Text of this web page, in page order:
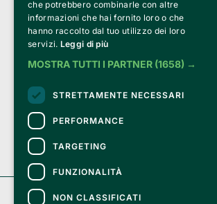
© 2010-2025 Bemils Srl - Tutti i diritti riservati
Credits:
Clappit è basato sulla piattaforma di biglietteria Belive
dall’Agenzia delle Entrate con protocollo n. 2025/
2025.
Su Clappit i tuoi acquisti ed i tuoi dati
sono sicuri e protetti da un certificato SSL
con crittografia a 128 bit.
Clappit
che potrebbero combinarle con altre
informazioni che hai fornito loro o che
hanno raccolto dal tuo utilizzo dei loro
servizi. Leggi di più
MOSTRA TUTTI I PARTNER (1658) →
STRETTAMENTE NECESSARI
PERFORMANCE
TARGETING
FUNZIONALITÀ
NON CLASSIFICATI